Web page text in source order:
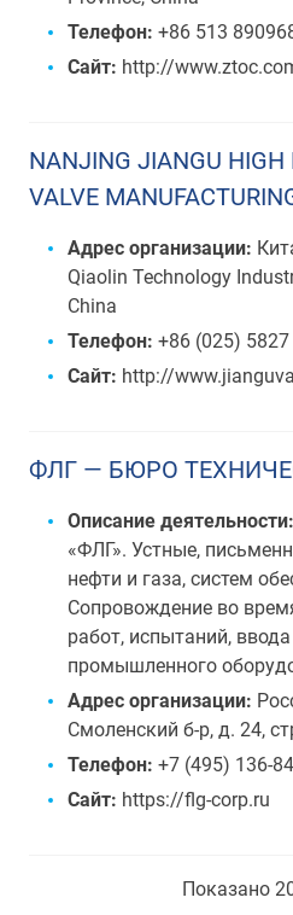
Телефон: +86 513
Сайт: http://
NANJING JIANGU HIGH
VALVE
Адрес организации:
Qiaolin Technology
China
Телефон: +86 (025) 5827
Сайт: http://
ФЛГ — БЮРО
Описание деятельности:
«ФЛГ». Устные,
нефти и газа, систем
Сопровождение во
работ, испытаний,
промышленного
Адрес организации:
Смоленский б-р, д. 24,
Телефон: +7 (495) 136-
Сайт: https://flg-corp.ru
Показано